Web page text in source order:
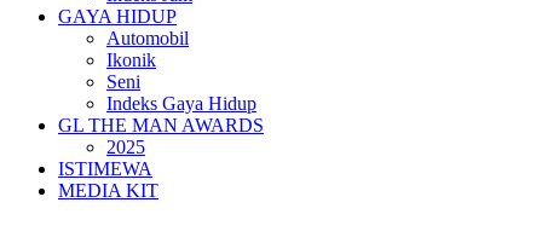
GAYA HIDUP
Automobil
Ikonik
Seni
Indeks Gaya Hidup
GL THE MAN AWARDS
2025
ISTIMEWA
MEDIA KIT